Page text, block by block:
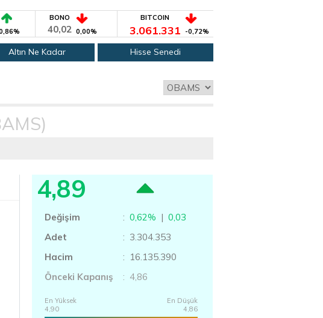
BONO
40,02 0,00%
BITCOIN
3.061.331 -0,72%
Altın Ne Kadar Hisse Senedi
4,89
Değişim : 0,62% | 0,03
Adet
: 3.304.353
Hacim
: 16.135.390
Önceki Kapanış
: 4,86
En Yüksek
4,90
En Düşük
4,86